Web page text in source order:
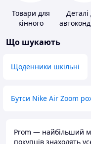
Товари для
кінного
Деталі
Що шукають
Щоденники шкільні
Бутси Nike Air Zoom
Prom — найбільший
покупців знаходять